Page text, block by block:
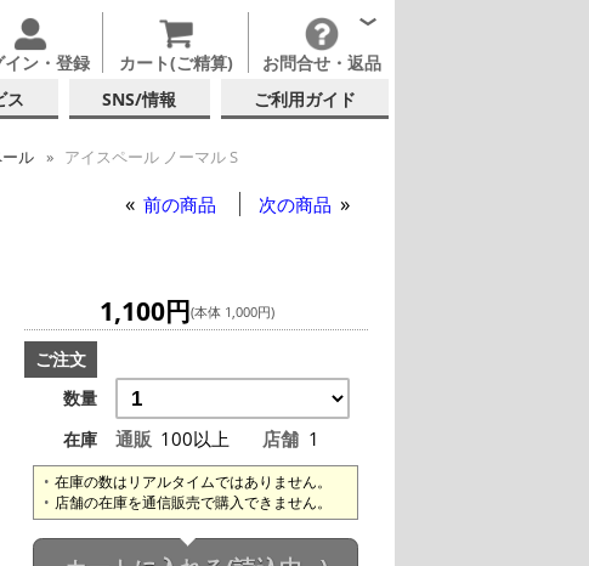
イン・登録 カート(ご精算) お問合せ・返品
ス SNS/情報 ご利用ガイド
ル アイスペール ノーマル S
前の商品 次の商品
1,100円(本体 1,000円)
ご注文
数量
在庫
通販 100以上 店舗 1
在庫の数はリアルタイムではありません。
店舗の在庫を通信販売で購入できません。